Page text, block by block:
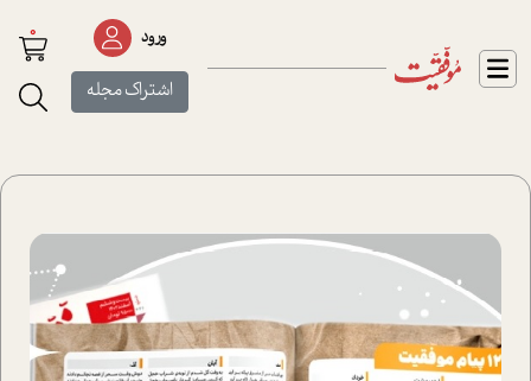
ورود
اشتراک مجله
0